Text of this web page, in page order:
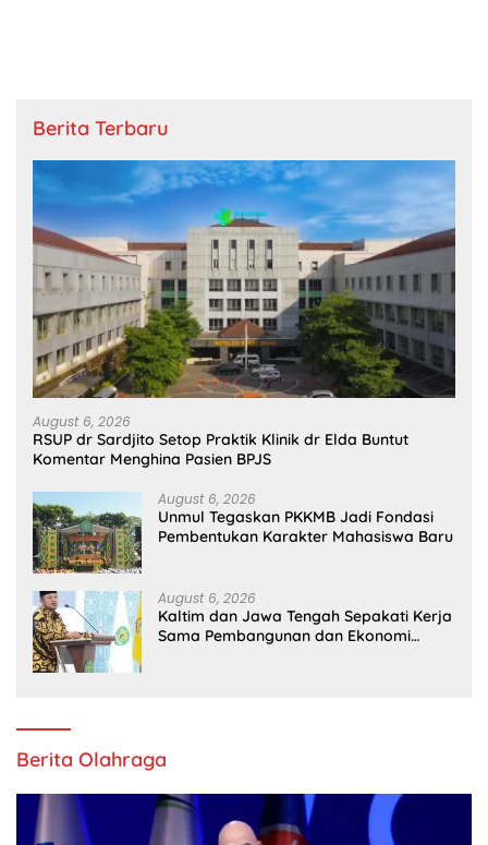
Berita Terbaru
August 6, 2026
RSUP dr Sardjito Setop Praktik Klinik dr Elda Buntut
Komentar Menghina Pasien BPJS
August 6, 2026
Unmul Tegaskan PKKMB Jadi Fondasi
Pembentukan Karakter Mahasiswa Baru
August 6, 2026
Kaltim dan Jawa Tengah Sepakati Kerja
Sama Pembangunan dan Ekonomi
Berita Olahraga